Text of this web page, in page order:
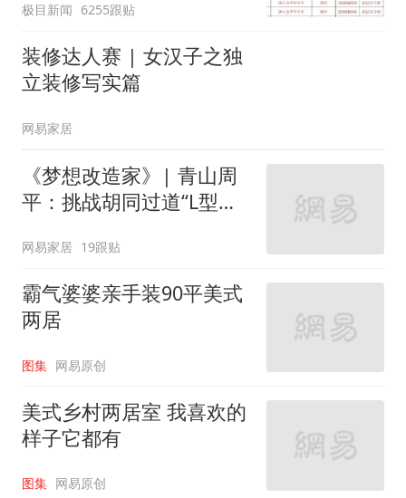
聘，成立调查组全面核查
极目新闻 6255跟贴
装修达人赛 | 女汉子之独
立装修写实篇
网易家居
《梦想改造家》| 青山周
平：挑战胡同过道“L型的
网易家居 19跟贴
霸气婆婆亲手装90平美式
两居
图集 网易原创
美式乡村两居室 我喜欢的
样子它都有
图集 网易原创